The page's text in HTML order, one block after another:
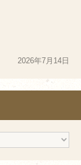
2026年7月14日